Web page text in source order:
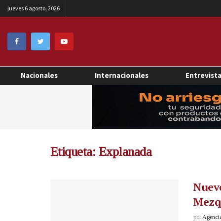
jueves 6 agosto, 2026
Nacionales Internacionales
Etiqueta: Explanada
por